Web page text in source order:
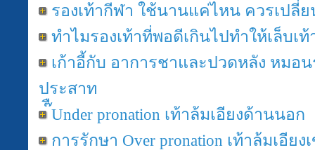
รองเท้ากีฬา ใช้นานแค่ไหน ควรเปลี่
ทำไมรองเท้าที่พอดีเกินไปทำให้เล็บเท้
เก้าอี้กับ อาการชาและปวดหลัง หมอ
ประสาท
๊ืUnder pronation เท้าล้มเอียงด้านนอก
การรักษา Over pronation เท้าล้มเอีย